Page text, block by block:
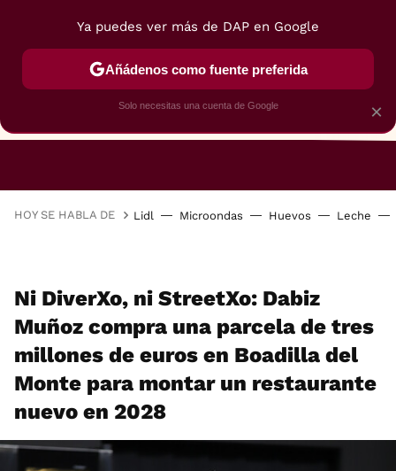
RESTAURANTES GASTROGUÍA
HOY SE HABLA DE Lidl Microondas Huevos Leche
Ni DiverXo, ni StreetXo: Dabiz
Muñoz compra una parcela de tres
millones de euros en Boadilla del
Monte para montar un restaurante
nuevo en 2028
×
Ya puedes ver más de DAP en Google
Añádenos como fuente preferida
Solo necesitas una cuenta de Google